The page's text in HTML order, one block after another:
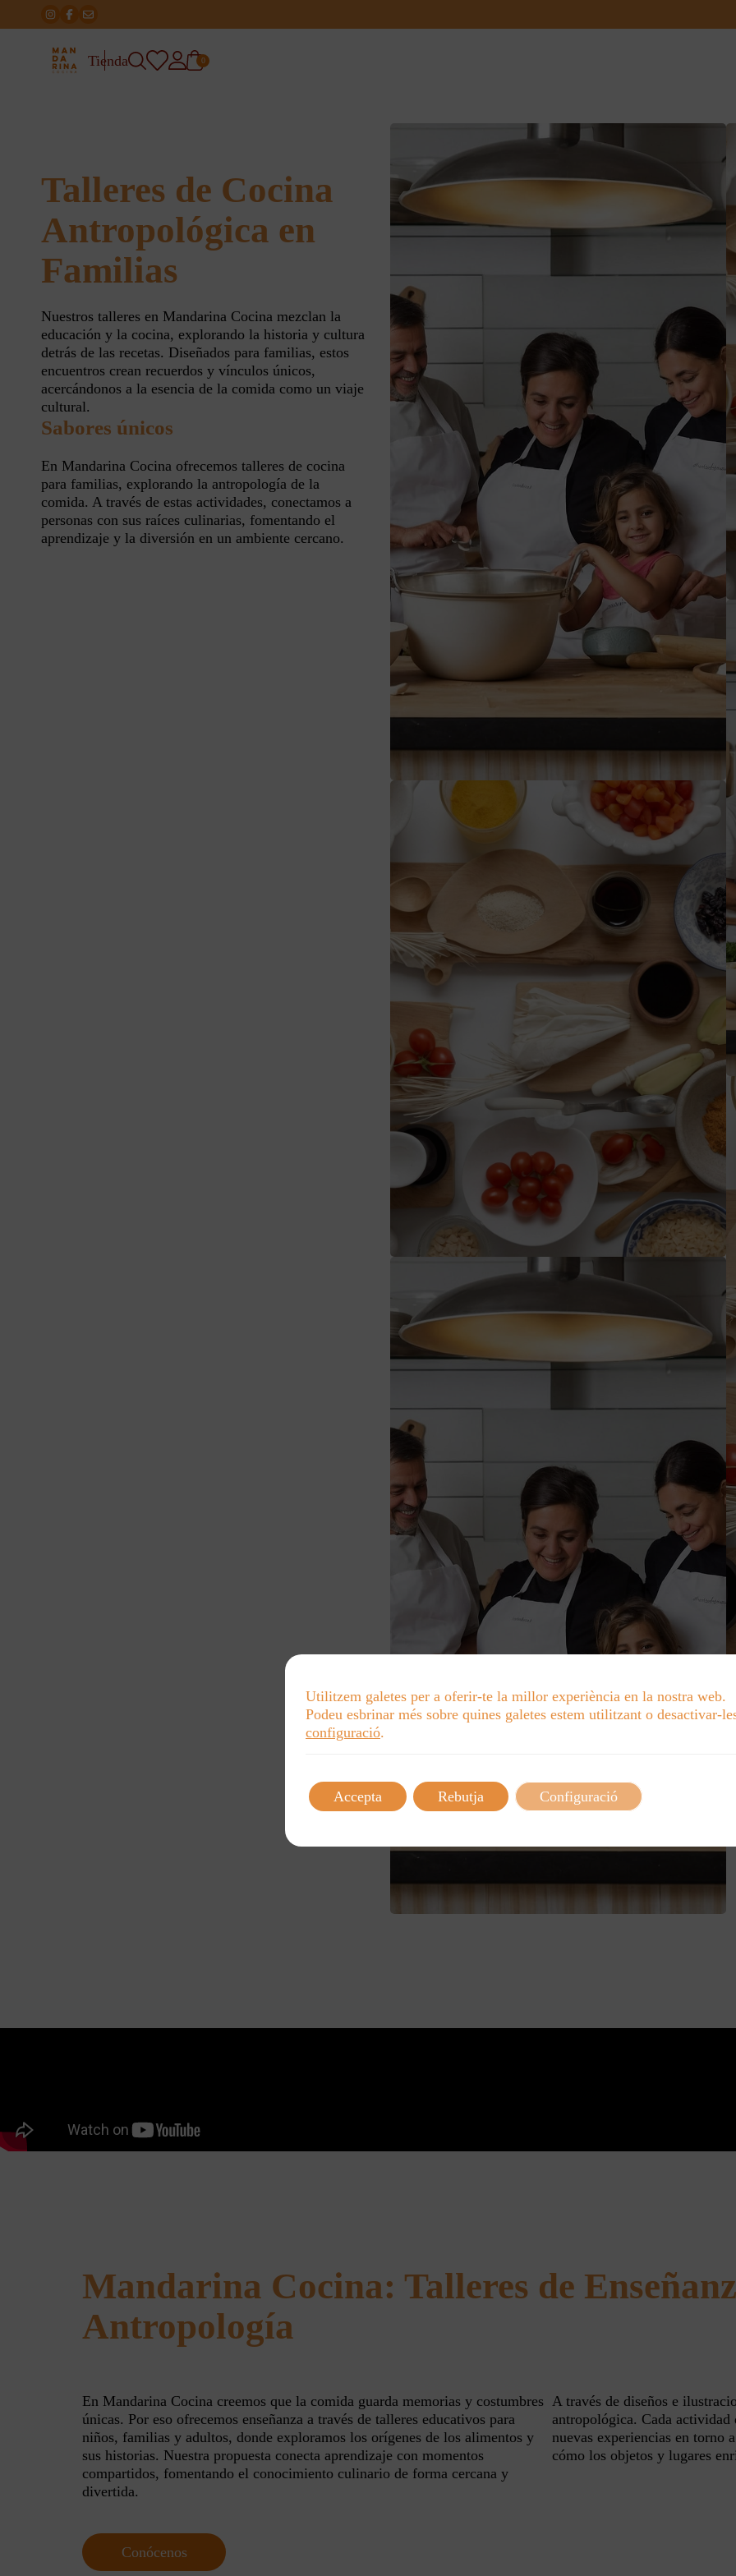
Tienda 0
Talleres de Cocina
Antropológica en
Familias
Nuestros talleres en Mandarina Cocina mezclan la
educación y la cocina, explorando la historia y cultura
detrás de las recetas. Diseñados para familias, estos
encuentros crean recuerdos y vínculos únicos,
acercándonos a la esencia de la comida como un viaje
cultural.
Sabores únicos
En Mandarina Cocina ofrecemos talleres de cocina
para familias, explorando la antropología de la
comida. A través de estas actividades, conectamos a
personas con sus raíces culinarias, fomentando el
aprendizaje y la diversión en un ambiente cercano.
Mandarina Cocina: Talleres de
Antropología
En Mandarina Cocina creemos que la comida guarda memorias y costumbres
únicas. Por eso ofrecemos enseñanza a través de talleres educativos para
niños, familias y adultos, donde exploramos los orígenes de los alimentos y
sus historias. Nuestra propuesta conecta aprendizaje con momentos
compartidos, fomentando el conocimiento culinario de forma cercana y
divertida.
A través de diseños e
antropológica. Cada actividad
nuevas experiencias en torno
cómo los objetos y lugares
Conócenos
Utilitzem galetes per a oferir-te la millor experiència en la nostra web.
Podeu esbrinar més sobre quines galetes estem utilitzant o desactivar-
configuració.
Accepta Rebutja Configuració